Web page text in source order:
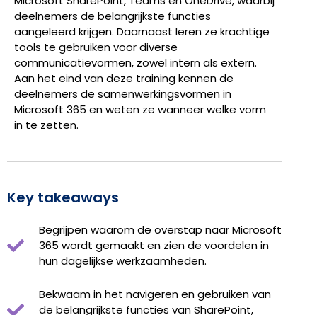
deelnemers de belangrijkste functies
aangeleerd krijgen. Daarnaast leren ze krachtige
tools te gebruiken voor diverse
communicatievormen, zowel intern als extern.
Aan het eind van deze training kennen de
deelnemers de samenwerkingsvormen in
Microsoft 365 en weten ze wanneer welke vorm
in te zetten.
Key takeaways
Begrijpen waarom de overstap naar Microsoft
365 wordt gemaakt en zien de voordelen in
hun dagelijkse werkzaamheden.
Bekwaam in het navigeren en gebruiken van
de belangrijkste functies van SharePoint,